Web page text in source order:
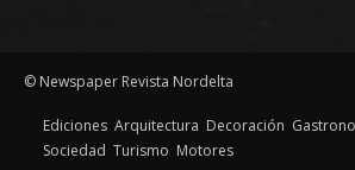
© Newspaper Revista Nordelta
Ediciones Arquitectura Decoración
Sociedad Turismo Motores